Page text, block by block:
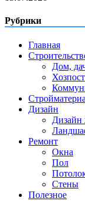
Рубрики
Главная
Дом,
Дизайн
Дизайн
Ремонт
Окна
Пол
Стены
Полезное